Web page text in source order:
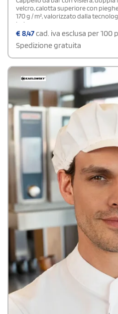
velcro, calotta superiore con
170 g / m², valorizzato dalla
beige e marrone.
€8,47cad. iva esclusa per 100
Spedizione gratuita